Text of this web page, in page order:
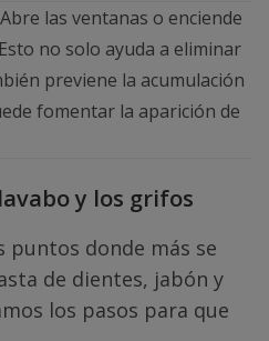
Abre las ventanas o enciende
no solo ayuda a eliminar
previene la acumulación
fomentar la aparición de
y los grifos
puntos donde más se
de dientes, jabón y
los pasos para que